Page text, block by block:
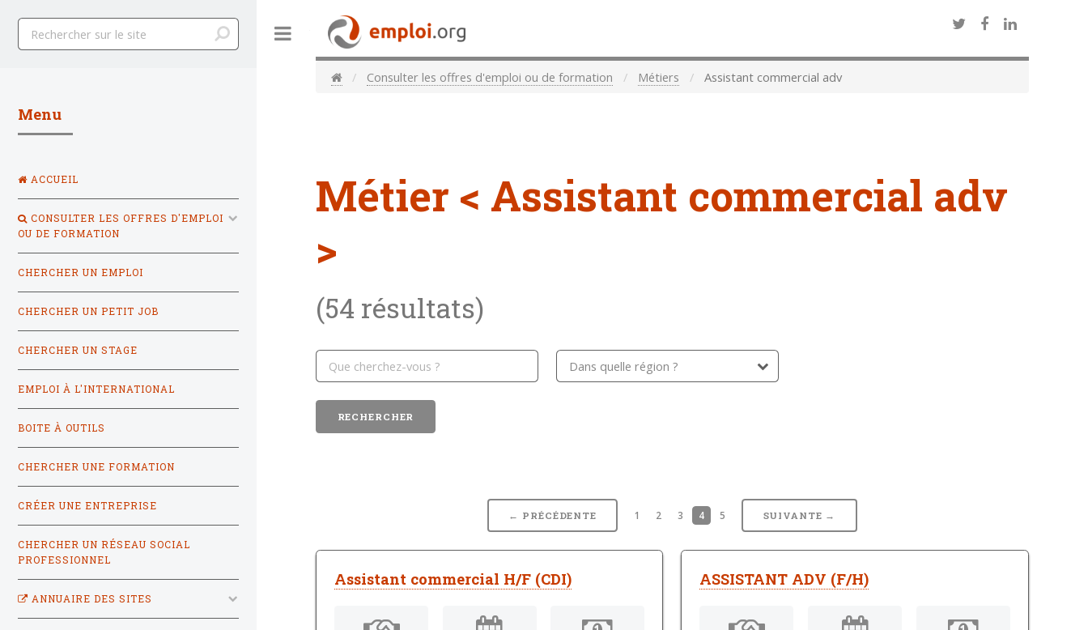
Consulter les offres d'emploi ou de formation Métiers Assistant commercial adv
Métier < Assistant commercial adv
>
(54 résultats)
← PRÉCÉDENTE 1 2 3 4 5 SUIVANTE →
Assistant commercial H/F (CDI) ASSISTANT ADV (F/H)
Menu
ACCUEIL
CONSULTER LES OFFRES D'EMPLOI
OU DE FORMATION
CHERCHER UN EMPLOI
CHERCHER UN PETIT JOB
CHERCHER UN STAGE
EMPLOI À L'INTERNATIONAL
BOITE À OUTILS
CHERCHER UNE FORMATION
CRÉER UNE ENTREPRISE
CHERCHER UN RÉSEAU SOCIAL
PROFESSIONNEL
ANNUAIRE DES SITES
Toggle